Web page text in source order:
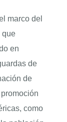
marco del
que
en
de
de
como